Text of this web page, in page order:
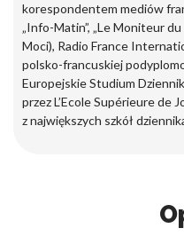
korespondentem mediów
„Info-Matin”, „Le Moniteur
Moci), Radio France
polsko-francuskiej
Europejskie Studium
przez L’Ecole Supérieure de
z największych szkół